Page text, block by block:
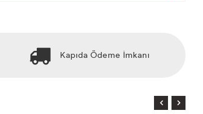
Kapıda Ödeme İmkanı